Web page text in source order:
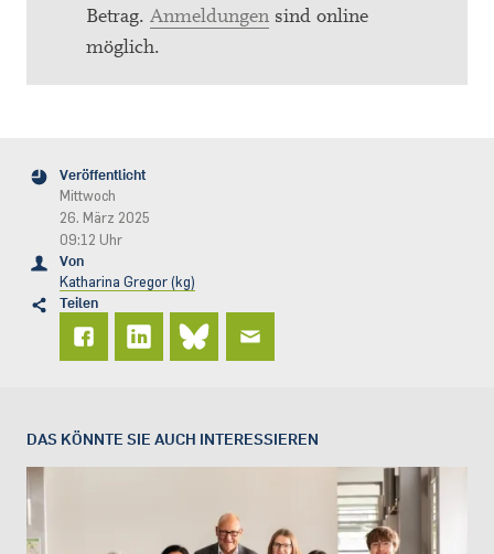
Betrag. Anmeldungen sind online
möglich.
Veröffentlicht
Mittwoch
26. März 2025
09:12 Uhr
Von
Katharina Gregor (kg)
Teilen
DAS KÖNNTE SIE AUCH INTERESSIEREN